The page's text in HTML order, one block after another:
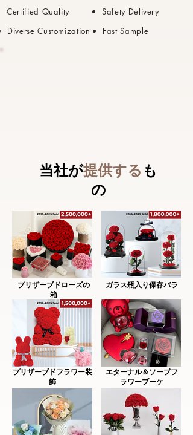
Certified Quality
Safety Delivery
Fast Sample
Diverse Customization
当社が提供する も
の
エターナル＆ソープフ
ラワーブーケ
プリザーブドローズの
箱
ガラス瓶入り保存バラ
プリザーブドフラワー装
飾